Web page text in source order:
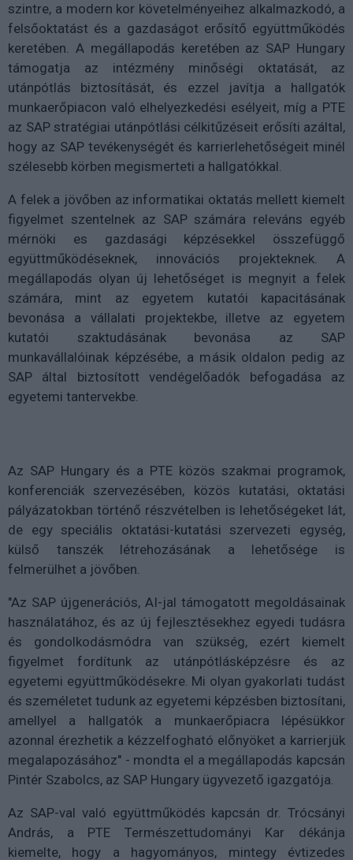
szintre, a modern kor követelményeihez alkalmazkodó, a
felsőoktatást és a gazdaságot erősítő együttműködés
keretében. A megállapodás keretében az SAP Hungary
támogatja az intézmény minőségi oktatását, az
utánpótlás biztosítását, és ezzel javítja a hallgatók
munkaerőpiacon való elhelyezkedési esélyeit, míg a PTE
az SAP stratégiai utánpótlási célkitűzéseit erősíti azáltal,
hogy az SAP tevékenységét és karrierlehetőségeit minél
szélesebb körben megismerteti a hallgatókkal.
A felek a jövőben az informatikai oktatás mellett kiemelt
figyelmet szentelnek az SAP számára releváns egyéb
mérnöki es gazdasági képzésekkel összefüggő
együttműködéseknek, innovációs projekteknek. A
megállapodás olyan új lehetőséget is megnyit a felek
számára, mint az egyetem kutatói kapacitásának
bevonása a vállalati projektekbe, illetve az egyetem
kutatói szaktudásának bevonása az SAP
munkavállalóinak képzésébe, a másik oldalon pedig az
SAP által biztosított vendégelőadók befogadása az
egyetemi tantervekbe.
Az SAP Hungary és a PTE közös szakmai programok,
konferenciák szervezésében, közös kutatási, oktatási
pályázatokban történő részvételben is lehetőségeket lát,
de egy speciális oktatási-kutatási szervezeti egység,
külső tanszék létrehozásának a lehetősége is
felmerülhet a jövőben.
"Az SAP újgenerációs, AI-jal támogatott megoldásainak
használatához, és az új fejlesztésekhez egyedi tudásra
és gondolkodásmódra van szükség, ezért kiemelt
figyelmet fordítunk az utánpótlásképzésre és az
egyetemi együttműködésekre. Mi olyan gyakorlati tudást
és személetet tudunk az egyetemi képzésben biztosítani,
amellyel a hallgatók a munkaerőpiacra lépésükkor
azonnal érezhetik a kézzelfogható előnyöket a karrierjük
megalapozásához" - mondta el a megállapodás kapcsán
Pintér Szabolcs, az SAP Hungary ügyvezető igazgatója.
Az SAP-val való együttműködés kapcsán dr. Trócsányi
András, a PTE Természettudományi Kar dékánja
kiemelte, hogy a hagyományos, mintegy évtizedes